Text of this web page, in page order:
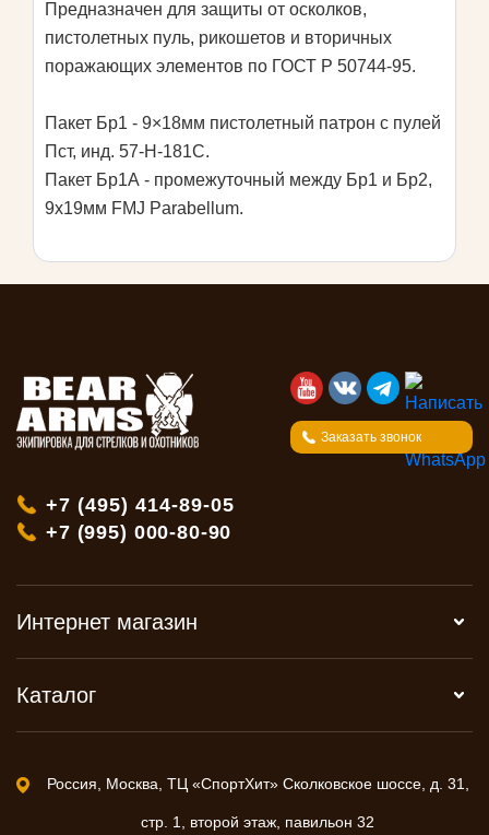
Предназначен для защиты от осколков,
пистолетных пуль, рикошетов и вторичных
поражающих элементов по ГОСТ Р 50744-95.
Пакет Бр1 - 9×18мм пистолетный патрон с пулей
Пст, инд. 57-Н-181С.
Пакет Бр1А - промежуточный между Бр1 и Бр2,
9x19мм FMJ Parabellum.
Заказать звонок
+7 (495) 414-89-05
+7 (995) 000-80-90
Интернет магазин
Каталог
Россия, Москва, ТЦ «СпортХит» Сколковское шоссе, д. 31,
стр. 1, второй этаж, павильон 32